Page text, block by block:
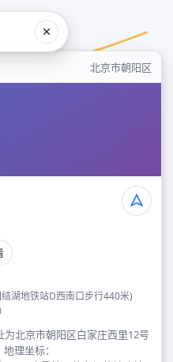
北京市朝阳区
湖地铁站D西南口步行440米)
北京市朝阳区白家庄西里12号
理坐标：